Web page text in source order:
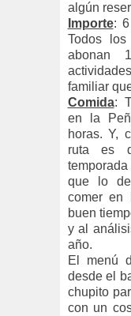
algún
Importe: 6
Todos
abonan
familiar
Comida:
en la
horas. Y,
ruta es
que lo
comer en
buen
y al
año.
El menú
desde el
chupito
con un